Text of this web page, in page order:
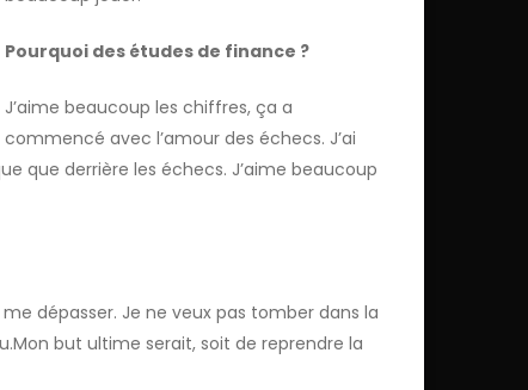
Pourquoi des études de finance ?
J’aime beaucoup les chiffres, ça a
commencé avec l’amour des échecs. J’ai
que derrière les échecs. J’aime beaucoup
dépasser. Je ne veux pas tomber dans la
but ultime serait, soit de reprendre la